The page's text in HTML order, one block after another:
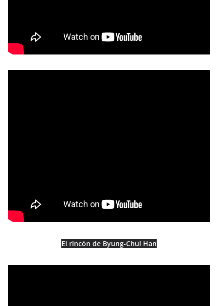
El rincón de Byung-Chul Han